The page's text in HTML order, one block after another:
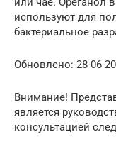
используют для
бактериальное
Обновлено: 28-06-
Внимание!
является
консультацией